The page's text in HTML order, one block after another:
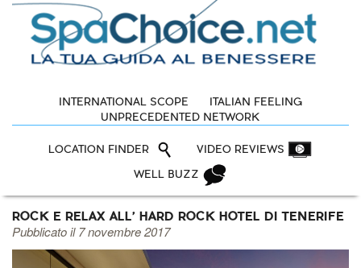
INTERNATIONAL SCOPE
ITALIAN FEELING
UNPRECEDENTED NETWORK
LOCATION FINDER VIDEO REVIEWS
WELL BUZZ
ROCK E RELAX ALL' HARD ROCK HOTEL DI TENERIFE
Pubblicato il 7 novembre 2017